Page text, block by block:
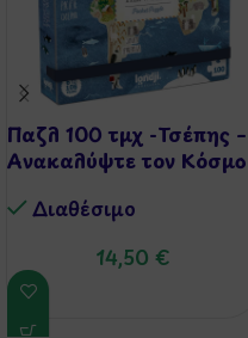
Παζλ 100 τμχ -Τσέπης –
Ανακαλύψτε τον Κόσμο
Διαθέσιμo
14,50 €